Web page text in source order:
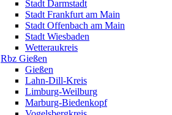
Stadt Darmstadt
Stadt Frankfurt am Main
Stadt Offenbach am Main
Stadt Wiesbaden
Wetteraukreis
Rbz Gießen
Gießen
Lahn-Dill-Kreis
Limburg-Weilburg
Marburg-Biedenkopf